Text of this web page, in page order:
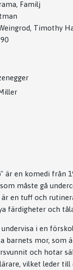
Familj
Timothy
är en komedi från
som måste gå
en tuff och
färdigheter och
i en
barnets mor, som
och hotar
vilket leder